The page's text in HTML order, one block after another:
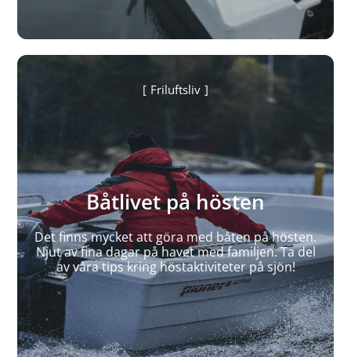
Friluftsliv
Båtlivet på hösten
Det finns mycket att göra med båten på hösten.
Njut av fina dagar på havet med familjen. Ta del
av våra tips kring höstaktiviteter på sjön!